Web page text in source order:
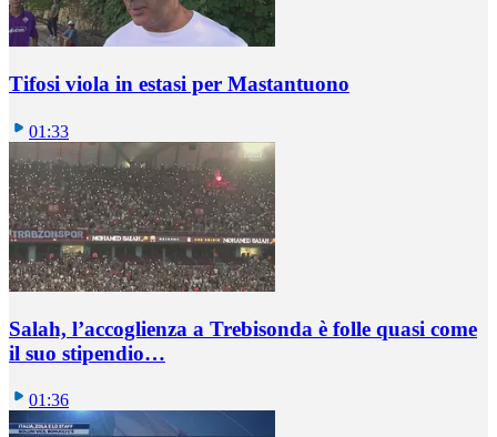
Tifosi viola in estasi per Mastantuono
01:33
Salah, l’accoglienza a Trebisonda è folle quasi come
il suo stipendio…
01:36